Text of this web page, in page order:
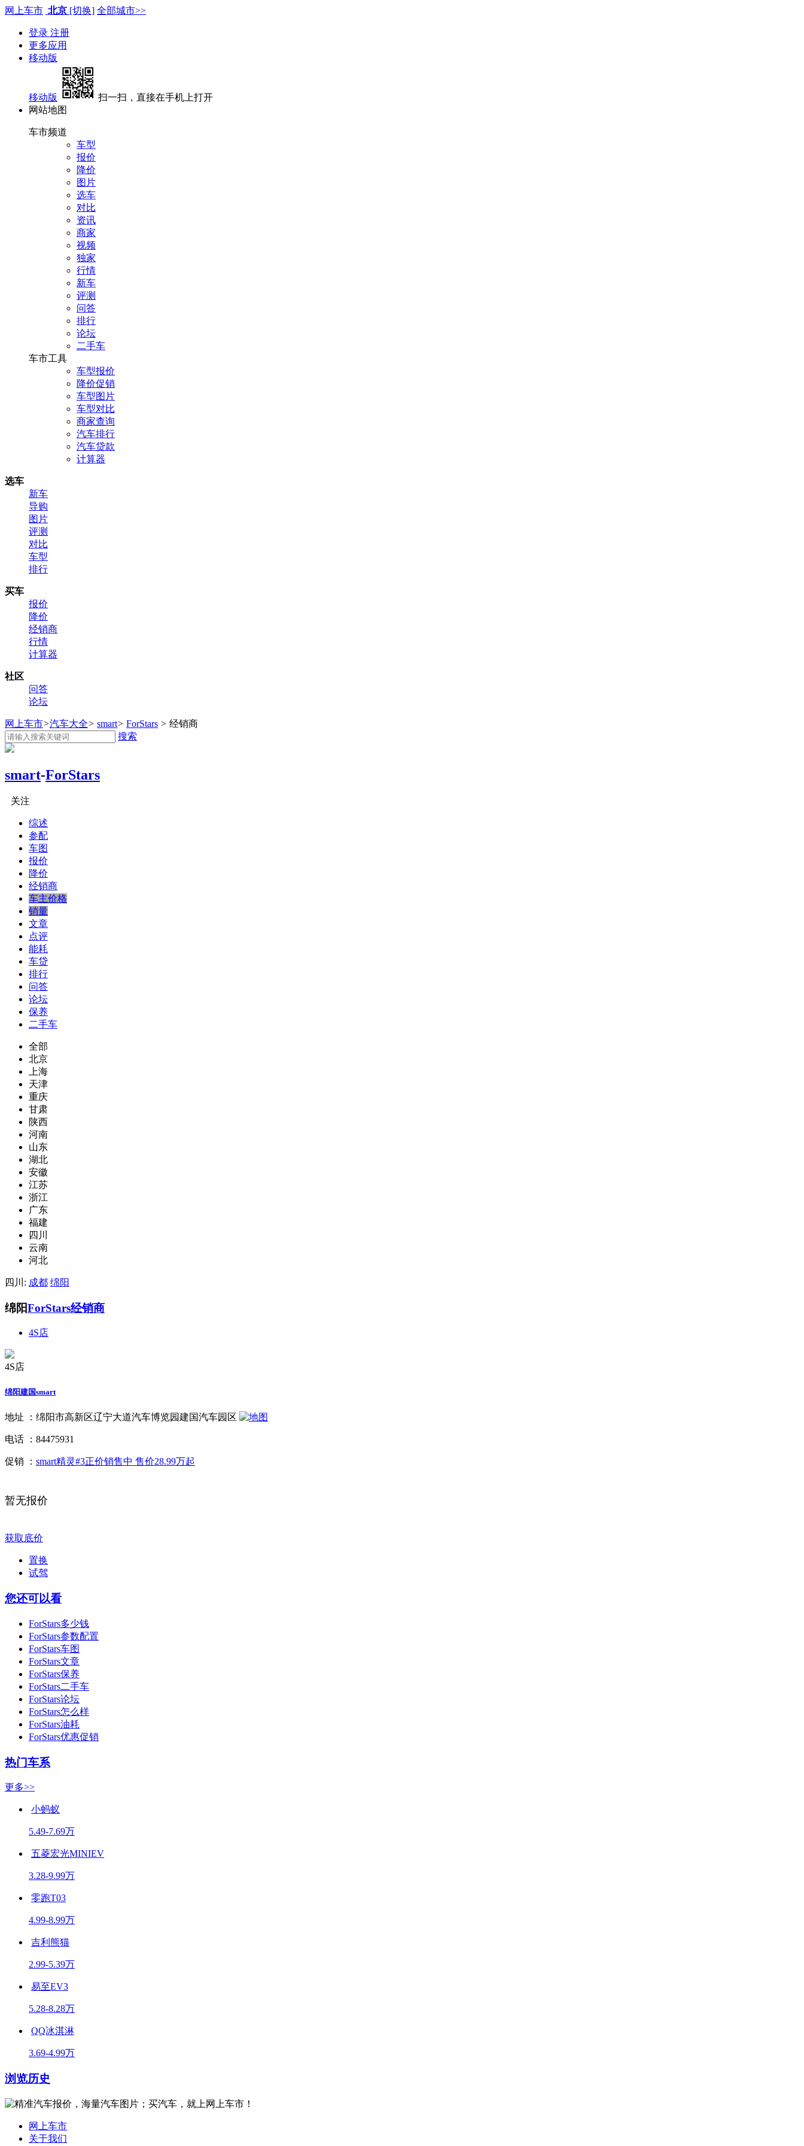
网上车市 北京 [切换] 全部城市>>
登录 注册
更多应用
移动版
移动版
扫一扫，直接在手机上打开
网站地图
车市频道
车型
报价
降价
图片
选车
对比
资讯
商家
视频
独家
行情
新车
评测
问答
排行
论坛
二手车
车市工具
车型报价
降价促销
车型图片
车型对比
商家查询
汽车排行
汽车贷款
计算器
选车
新车
导购
图片
评测
对比
车型
排行
买车
报价
降价
经销商
行情
计算器
社区
问答
论坛
网上车市>汽车大全> smart> ForStars > 经销商
搜索
smart-ForStars
关注
综述
参配
车图
报价
降价
经销商
车主价格
销量
文章
点评
能耗
车贷
排行
问答
论坛
保养
二手车
全部
北京
上海
天津
重庆
甘肃
陕西
河南
山东
湖北
安徽
江苏
浙江
广东
福建
四川
云南
河北
四川: 成都 绵阳
绵阳ForStars经销商
4S店
4S店
绵阳建国smart
地址 ： 绵阳市高新区辽宁大道汽车博览园建国汽车园区
电话 ： 84475931
促销 ： smart精灵#3正价销售中 售价28.99万起
暂无报价
获取底价
置换
试驾
您还可以看
ForStars多少钱
ForStars参数配置
ForStars车图
ForStars文章
ForStars保养
ForStars二手车
ForStars论坛
ForStars怎么样
ForStars油耗
ForStars优惠促销
热门车系
更多>>
小蚂蚁
5.49-7.69万
五菱宏光MINIEV
3.28-9.99万
零跑T03
4.99-8.99万
吉利熊猫
2.99-5.39万
易至EV3
5.28-8.28万
QQ冰淇淋
3.69-4.99万
浏览历史
网上车市
关于我们